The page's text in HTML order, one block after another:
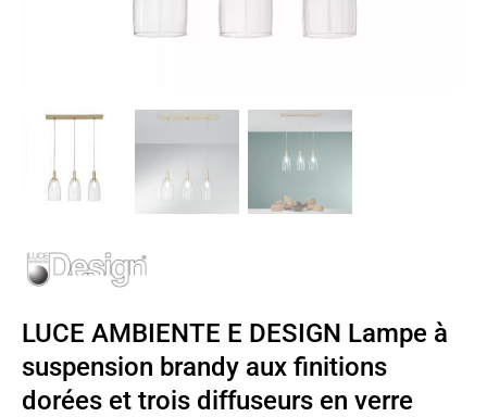
LUCE AMBIENTE E DESIGN Lampe à
suspension brandy aux finitions
dorées et trois diffuseurs en verre